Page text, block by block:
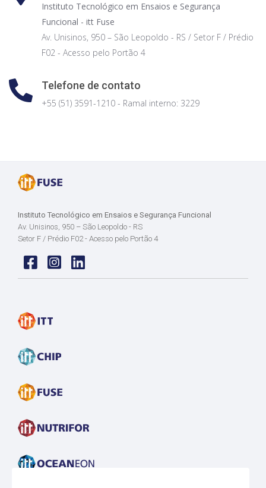
Instituto Tecnológico em Ensaios e Segurança
Funcional - itt Fuse
Av. Unisinos, 950 – São Leopoldo - RS / Setor F / Prédio
F02 - Acesso pelo Portão 4
Telefone de contato
+55 (51) 3591-1210 - Ramal interno: 3229
Instituto Tecnológico em Ensaios e Segurança Funcional
Av. Unisinos, 950 – São Leopoldo - RS
Setor F / Prédio F02 - Acesso pelo Portão 4